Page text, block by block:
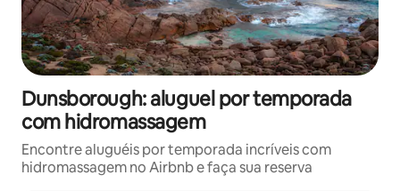
Dunsborough: aluguel por temporada
com hidromassagem
Encontre aluguéis por temporada incríveis com
hidromassagem no Airbnb e faça sua reserva